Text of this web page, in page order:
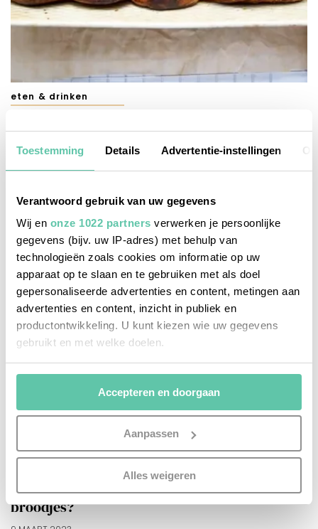
Toestemming Details Advertentie-instellingen
Verantwoord gebruik van uw gegevens
Wij en onze 1022 partners verwerken je persoonlijke
gegevens (bijv. uw IP-adres) met behulp van
technologieën zoals cookies om informatie op uw
apparaat op te slaan en te gebruiken met als doel
gepersonaliseerde advertenties en content, metingen aan
advertenties en content, inzicht in publiek en
productontwikkeling. U kunt kiezen wie uw gegevens
gebruikt en met welke doelen.
Als u het toestaat, willen we ook graag:
Informatie verzamelen over uw geografische
locatie, die tot een paar meter nauwkeurig kan zijn
Uw apparaat identificeren door het actief te
scannen op specifieke eigenschappen (fingerprinting)
verwerkt en stel uw voorkeuren in het
U kunt uw toestemming op elk moment wijzigen of
intrekken in de Cookieverklaring.
Accepteren en doorgaan
Aanpassen
Alles weigeren
eten & drinken
Franse viennoiserie: hoe heten al die zoete
broodjes?